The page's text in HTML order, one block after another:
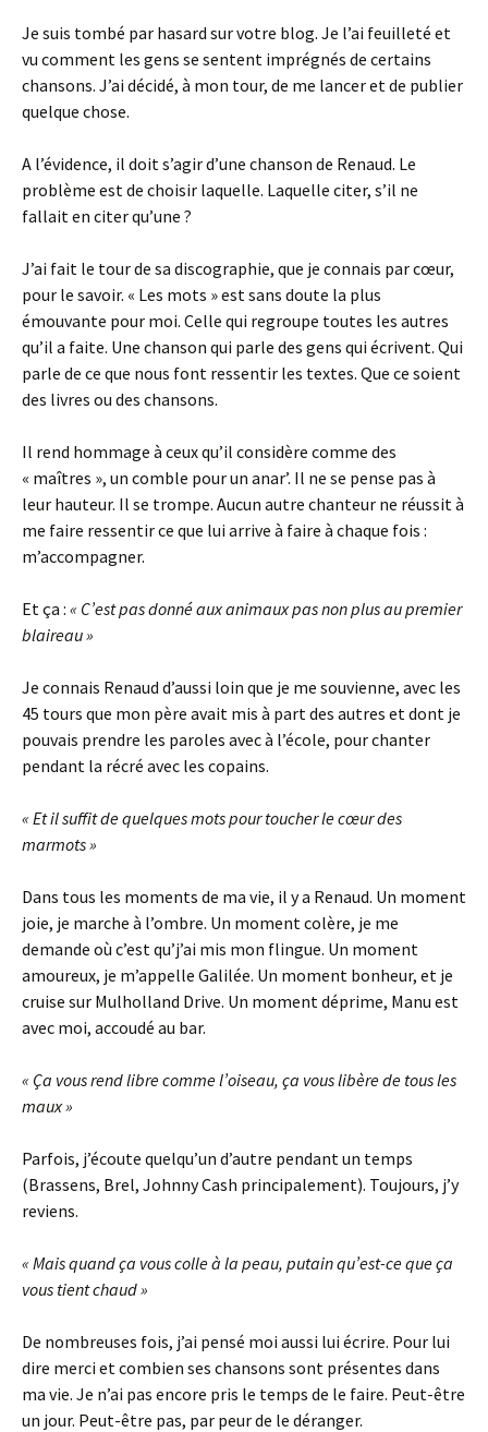
Je suis tombé par hasard sur votre blog. Je l’ai feuilleté et
vu comment les gens se sentent imprégnés de certains
chansons. J’ai décidé, à mon tour, de me lancer et de publier
quelque chose.
A l’évidence, il doit s’agir d’une chanson de Renaud. Le
problème est de choisir laquelle. Laquelle citer, s’il ne
fallait en citer qu’une ?
J’ai fait le tour de sa discographie, que je connais par cœur,
pour le savoir. « Les mots » est sans doute la plus
émouvante pour moi. Celle qui regroupe toutes les autres
qu’il a faite. Une chanson qui parle des gens qui écrivent. Qui
parle de ce que nous font ressentir les textes. Que ce soient
des livres ou des chansons.
Il rend hommage à ceux qu’il considère comme des
« maîtres », un comble pour un anar’. Il ne se pense pas à
leur hauteur. Il se trompe. Aucun autre chanteur ne réussit à
me faire ressentir ce que lui arrive à faire à chaque fois :
m’accompagner.
Et ça : « C’est pas donné aux animaux pas non plus au premier
blaireau »
Je connais Renaud d’aussi loin que je me souvienne, avec les
45 tours que mon père avait mis à part des autres et dont je
pouvais prendre les paroles avec à l’école, pour chanter
pendant la récré avec les copains.
«Et il suffit de quelques mots pour toucher le cœur des
marmots »
Dans tous les moments de ma vie, il y a Renaud. Un moment
joie, je marche à l’ombre. Un moment colère, je me
demande où c’est qu’j’ai mis mon flingue. Un moment
amoureux, je m’appelle Galilée. Un moment bonheur, et je
cruise sur Mulholland Drive. Un moment déprime, Manu est
avec moi, accoudé au bar.
« Ça vous rend libre comme l’oiseau, ça vous libère de tous les
maux »
Parfois, j’écoute quelqu’un d’autre pendant un temps
(Brassens, Brel, Johnny Cash principalement). Toujours, j’y
reviens.
« Mais quand ça vous colle à la peau, putain qu’est-ce que ça
vous tient chaud »
De nombreuses fois, j’ai pensé moi aussi lui écrire. Pour lui
dire merci et combien ses chansons sont présentes dans
ma vie. Je n’ai pas encore pris le temps de le faire. Peut-être
un jour. Peut-être pas, par peur de le déranger.